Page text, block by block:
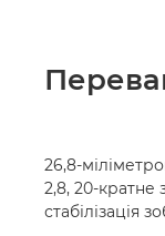
26,8-
2,8, 20-кратне
стабілізація